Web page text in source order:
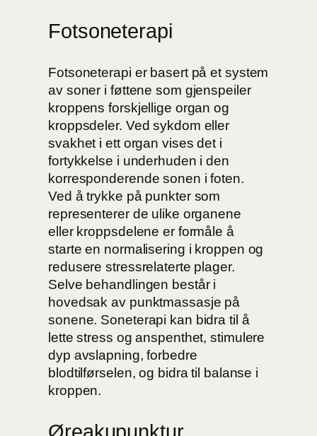
Fotsoneterapi
Fotsoneterapi er basert på et system
av soner i føttene som gjenspeiler
kroppens forskjellige organ og
kroppsdeler. Ved sykdom eller
svakhet i ett organ vises det i
fortykkelse i underhuden i den
korresponderende sonen i foten.
Ved å trykke på punkter som
representerer de ulike organene
eller kroppsdelene er formåle å
starte en normalisering i kroppen og
redusere stressrelaterte plager.
Selve behandlingen består i
hovedsak av punktmassasje på
sonene. Soneterapi kan bidra til å
lette stress og anspenthet, stimulere
dyp avslapning, forbedre
blodtilførselen, og bidra til balanse i
kroppen.